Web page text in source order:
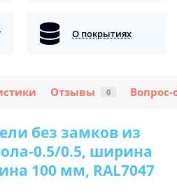
О покрытиях
Отзывы 0 Вопрос-
без замков из
0.5/0.5, ширина
100 мм, RAL7047